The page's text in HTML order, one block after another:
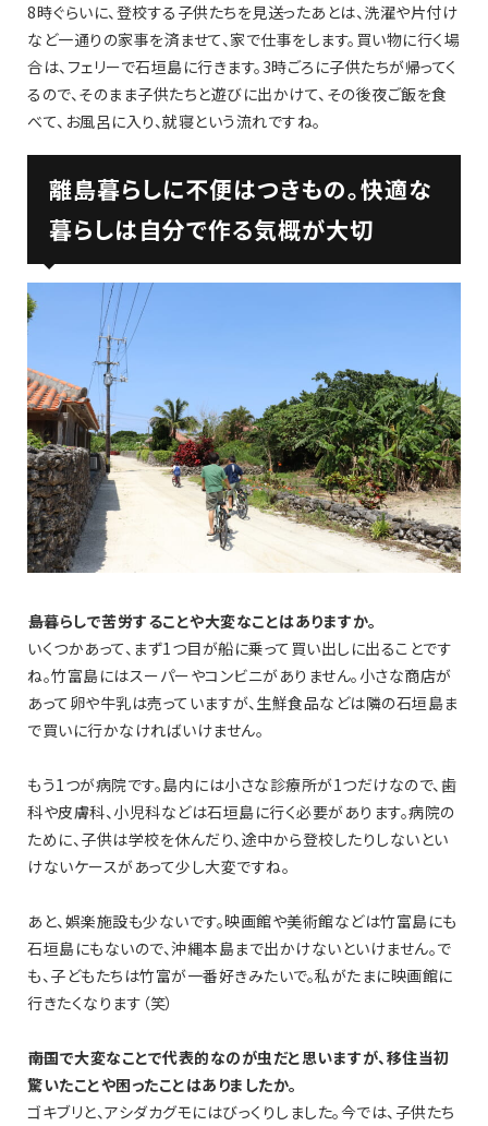
8時ぐらいに、登校する子供たちを見送ったあとは、洗濯や片付け
など一通りの家事を済ませて、家で仕事をします。買い物に行く場
合は、フェリーで石垣島に行きます。3時ごろに子供たちが帰ってく
るので、そのまま子供たちと遊びに出かけて、その後夜ご飯を食
べて、お風呂に入り、就寝という流れですね。
離島暮らしに不便はつきもの。快適な
暮らしは自分で作る気概が大切
――島暮らしで苦労することや大変なことはありますか。
いくつかあって、まず1つ目が船に乗って買い出しに出ることです
ね。竹富島にはスーパーやコンビニがありません。小さな商店が
あって卵や牛乳は売っていますが、生鮮食品などは隣の石垣島ま
で買いに行かなければいけません。
もう1つが病院です。島内には小さな診療所が1つだけなので、歯
科や皮膚科、小児科などは石垣島に行く必要があります。病院の
ために、子供は学校を休んだり、途中から登校したりしないとい
けないケースがあって少し大変ですね。
あと、娯楽施設も少ないです。映画館や美術館などは竹富島にも
石垣島にもないので、沖縄本島まで出かけないといけません。で
も、子どもたちは竹富が一番好きみたいで。私がたまに映画館に
行きたくなります（笑）
――南国で大変なことで代表的なのが虫だと思いますが、移住当初
驚いたことや困ったことはありましたか。
ゴキブリと、アシダカグモにはびっくりしました。今では、子供たち